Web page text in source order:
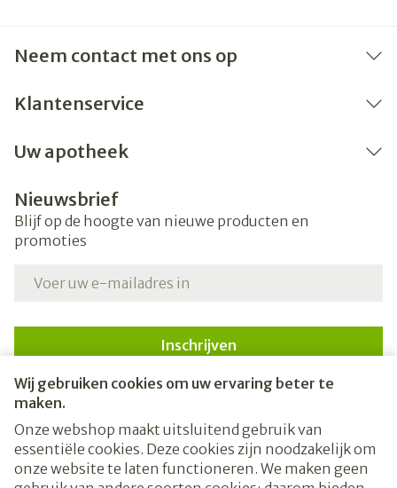
Wij gebruiken cookies om uw ervaring beter te
maken.
Onze webshop maakt uitsluitend gebruik van
essentiële cookies. Deze cookies zijn noodzakelijk om
onze website te laten functioneren. We maken geen
Neem contact met ons op
Klantenservice
Uw apotheek
Nieuwsbrief
Blijf op de hoogte van nieuwe producten en
promoties
Inschrijven
Door op inschrijven te klikken, schrijft u zich in voor onze
nieuwsbrief en gaat u akkoord met onze